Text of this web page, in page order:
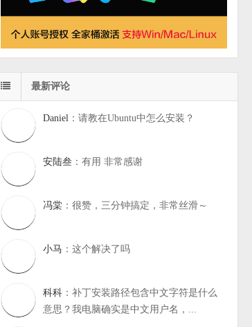
最新评论
Daniel ：请教在Ubuntu中怎么安装？
安陆叁 ：有用 非常感谢
冯棠 ：很赞，三分钟搞定，非常丝滑～
小马 ：这个解决了吗
科科 ：补丁安装路径包含中文字符是什么
意思？我电脑确实是中文用户名，...